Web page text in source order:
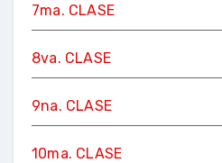
7ma. CLASE
8va. CLASE
9na. CLASE
10ma. CLASE